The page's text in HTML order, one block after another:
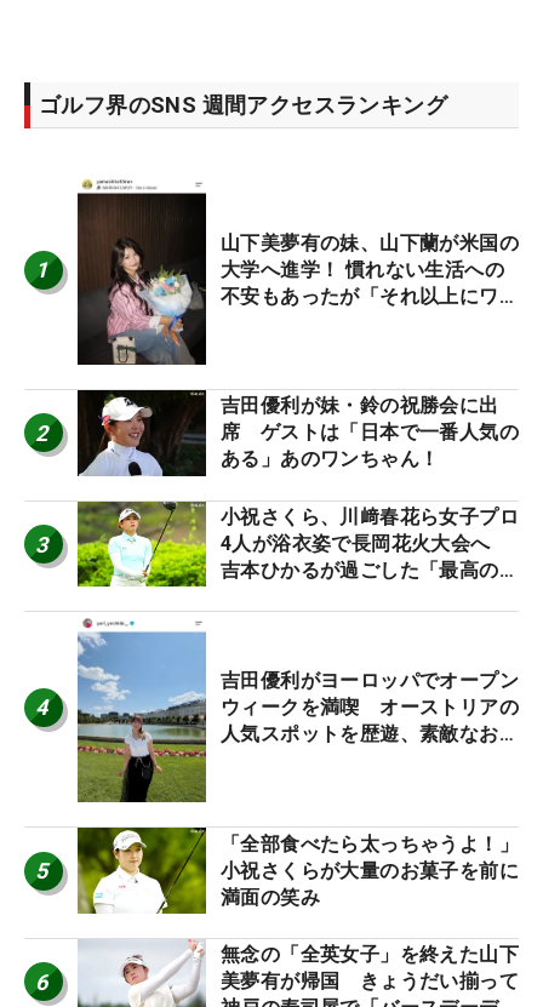
ゴルフ界のSNS 週間アクセスランキング
1
山下美夢有の妹、山下蘭が米国の
大学へ進学！ 慣れない生活への
不安もあったが「それ以上にワク
2
吉田優利が妹・鈴の祝勝会に出
席 ゲストは「日本で一番人気の
ある」あのワンちゃん！
3
小祝さくら、川﨑春花ら女子プロ
4人が浴衣姿で長岡花火大会へ
吉本ひかるが過ごした「最高の夏
4
吉田優利がヨーロッパでオープン
ウィークを満喫 オーストリアの
人気スポットを歴遊、素敵なお土
5
「全部食べたら太っちゃうよ！」
小祝さくらが大量のお菓子を前に
満面の笑み
6
無念の「全英女子」を終えた山下
美夢有が帰国 きょうだい揃って